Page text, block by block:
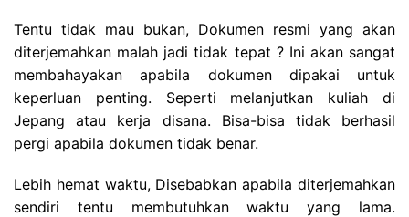
Tentu tidak mau bukan, Dokumen resmi yang akan
diterjemahkan malah jadi tidak tepat ? Ini akan sangat
membahayakan apabila dokumen dipakai untuk
keperluan penting. Seperti melanjutkan kuliah di
Jepang atau kerja disana. Bisa-bisa tidak berhasil
pergi apabila dokumen tidak benar.
Lebih hemat waktu, Disebabkan apabila diterjemahkan
sendiri tentu membutuhkan waktu yang lama.